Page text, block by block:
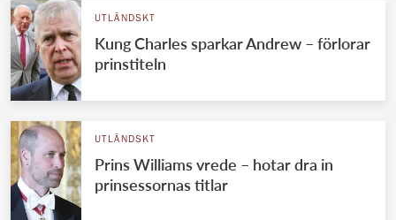
UTLÄNDSKT
Kung Charles sparkar Andrew – förlorar
prinstiteln
UTLÄNDSKT
Prins Williams vrede – hotar dra in
prinsessornas titlar